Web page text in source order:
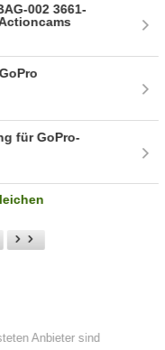
002 3661-
für GoPro-